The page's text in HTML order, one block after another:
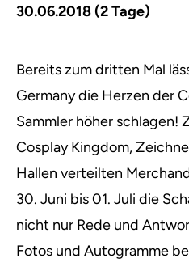
30.06.2018 (2 Tage)
Bereits zum dritten Mal
Germany die Herzen der
Sammler höher schlagen!
Cosplay Kingdom,
Hallen verteilten
30. Juni bis 01. Juli die
nicht nur Rede und
Fotos und Autogramme